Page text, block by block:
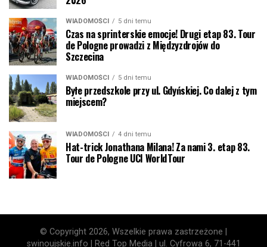
WIADOMOŚCI 5 dni temu
Czas na sprinterskie emocje! Drugi etap 83. Tour
de Pologne prowadzi z Międzyzdrojów do
Szczecina
WIADOMOŚCI 5 dni temu
Byłe przedszkole przy ul. Gdyńskiej. Co dalej z tym
miejscem?
WIADOMOŚCI 4 dni temu
Hat-trick Jonathana Milana! Za nami 3. etap 83.
Tour de Pologne UCI WorldTour
© Copyright 2026, Wszelkie prawa zastrzeżone |
swinoujskie.info | Red Top Media | ul. Cyfrowa 6, 71-441